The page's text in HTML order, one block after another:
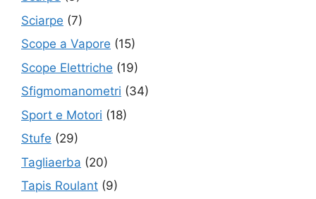
Sciarpe (7)
Scope a Vapore (15)
Scope Elettriche (19)
Sfigmomanometri (34)
Sport e Motori (18)
Stufe (29)
Tagliaerba (20)
Tapis Roulant (9)